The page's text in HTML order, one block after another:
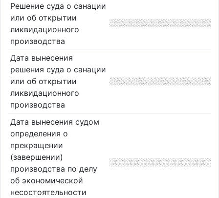
Решение суда о санации
или об открытии
ликвидационного
производства
Дата вынесения
решения суда о санации
или об открытии
ликвидационного
производства
Дата вынесения судом
определения о
прекращении
(завершении)
производства по делу
об экономической
несостоятельности